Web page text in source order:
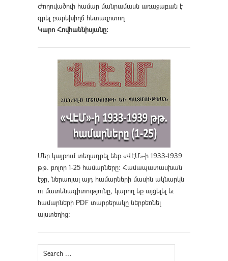
Ժողովածուի համար մանրամասն առաջաբան է
գրել բարեխիղճ հետազոտող
Կարո Հովհաննիսյանը։
Մեր կայքում տեղադրել ենք «ՎԷՄ»-ի 1933-1939
թթ. բոլոր 1-25 համարները։ Համապատասխան
էջը, ներառյալ այդ համարների մասին ակնարկն
ու մատենագիտությունը, կարող եք այցելել եւ
համարների PDF տարբերակը ներբեռնել
այստեղից։
Search